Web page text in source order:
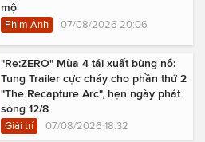
mộ
Phim Ảnh 07/08/2026 20:06
"Re:ZERO" Mùa 4 tái xuất bùng nổ:
Tung Trailer cực cháy cho phần thứ 2
"The Recapture Arc", hẹn ngày phát
sóng 12/8
Giải trí 07/08/2026 18:32